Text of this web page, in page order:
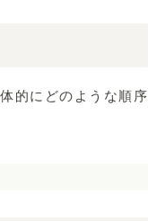
的にどのような順序